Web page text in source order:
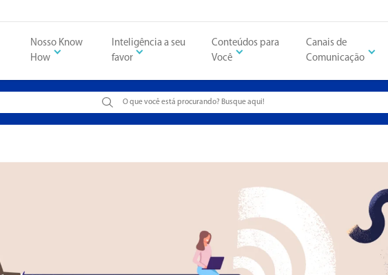
Nosso Know
How
Inteligência a seu
favor
Conteúdos para
Você
Canais de
Comunicação